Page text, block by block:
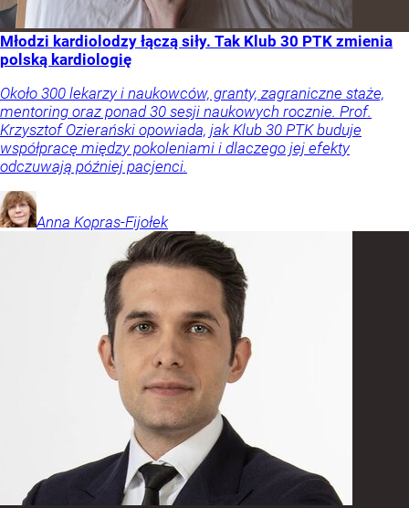
Młodzi kardiolodzy łączą siły. Tak Klub 30 PTK zmienia
polską kardiologię
Około 300 lekarzy i naukowców, granty, zagraniczne staże,
mentoring oraz ponad 30 sesji naukowych rocznie. Prof.
Krzysztof Ozierański opowiada, jak Klub 30 PTK buduje
współpracę między pokoleniami i dlaczego jej efekty
odczuwają później pacjenci.
Anna Kopras-Fijołek